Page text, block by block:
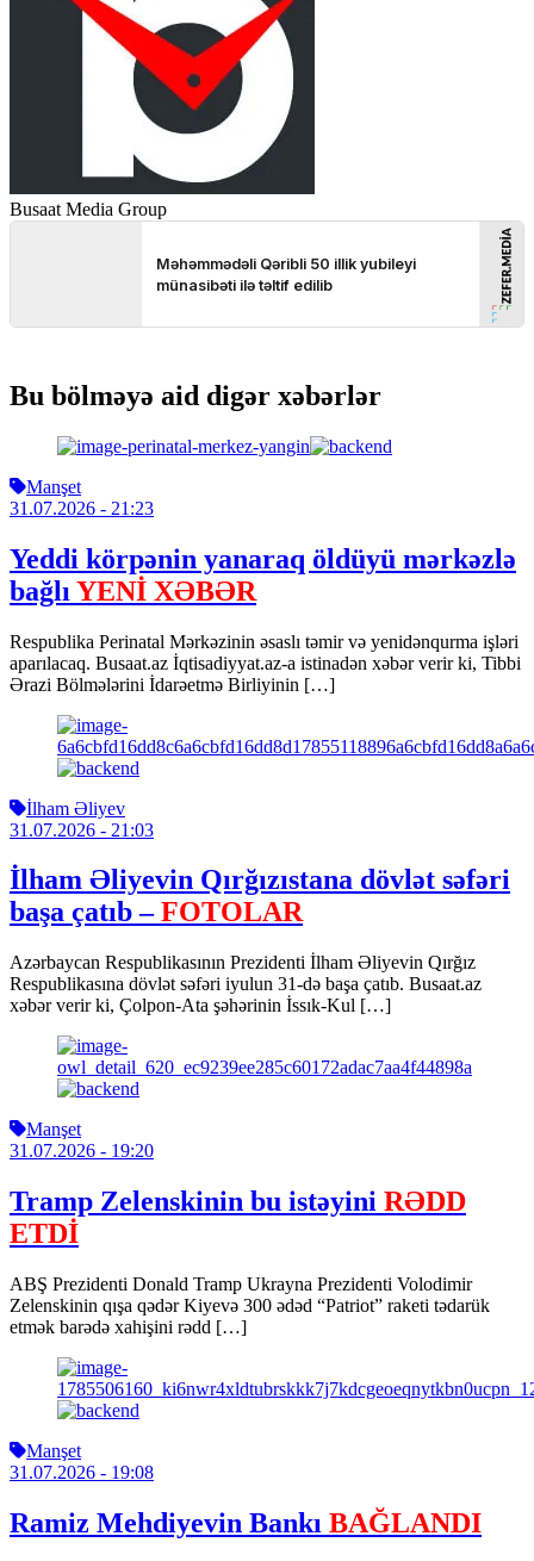
Busaat Media Group
Bu bölməyə aid digər xəbərlər
Manşet
31.07.2026 - 21:23
Yeddi körpənin yanaraq öldüyü mərkəzlə
bağlı YENİ XƏBƏR
Respublika Perinatal Mərkəzinin əsaslı təmir və yenidənqurma işləri
aparılacaq. Busaat.az İqtisadiyyat.az-a istinadən xəbər verir ki, Tibbi
Ərazi Bölmələrini İdarəetmə Birliyinin […]
İlham Əliyev
31.07.2026 - 21:03
İlham Əliyevin Qırğızıstana dövlət səfəri
başa çatıb –FOTOLAR
Azərbaycan Respublikasının Prezidenti İlham Əliyevin Qırğız
Respublikasına dövlət səfəri iyulun 31-də başa çatıb. Busaat.az
xəbər verir ki, Çolpon-Ata şəhərinin İssık-Kul […]
Manşet
31.07.2026 - 19:20
Tramp Zelenskinin bu istəyini RƏDD
ETDİ
ABŞ Prezidenti Donald Tramp Ukrayna Prezidenti Volodimir
Zelenskinin qışa qədər Kiyevə 300 ədəd “Patriot” raketi tədarük
etmək barədə xahişini rədd […]
Manşet
31.07.2026 - 19:08
Ramiz Mehdiyevin Bankı BAĞLANDI